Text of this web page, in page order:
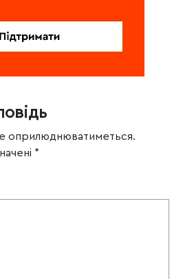
оприлюднюватиметься.
*